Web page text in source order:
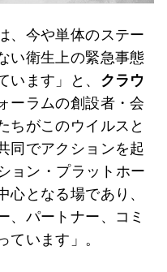
、今や単体のステー
い衛生上の緊急事態
います」と、 クラウ
ーラムの創設者・会
ちがこのウイルスと
同でアクションを起
ョン・プラットホー
心となる場であり、
、パートナー、コミ
ています」。